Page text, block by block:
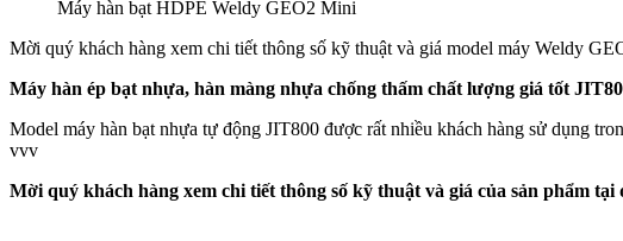
Máy hàn bạt HDPE Weldy GEO2 Mini
Mời quý khách hàng xem chi tiết thông số kỹ thuật và giá model máy Weldy
Máy hàn ép bạt nhựa, hàn màng nhựa chống thấm chất lượng giá tốt
Model máy hàn bạt nhựa tự động JIT800 được rất nhiều khách hàng sử dụng
vvv
Mời quý khách hàng xem chi tiết thông số kỹ thuật và giá của sản phẩm tại